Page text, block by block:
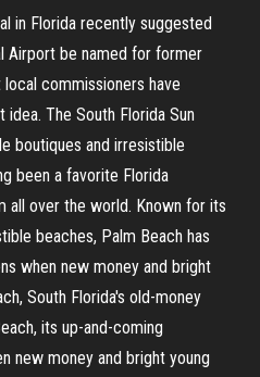
in Florida recently suggested
Airport be named for former
commissioners have
The South Florida Sun
boutiques and irresistible
been a favorite Florida
all over the world. Known for its
beaches, Palm Beach has
when new money and bright
South Florida's old-money
its up-and-coming
new money and bright young